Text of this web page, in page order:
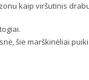
kaip viršutinis
šie marškinėliai